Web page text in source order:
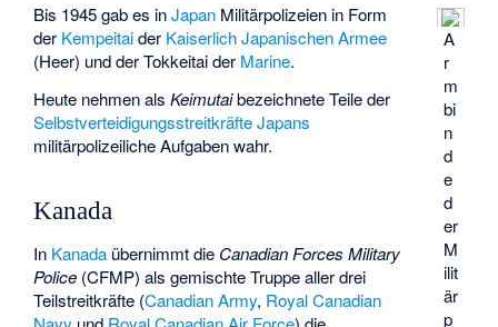
A
r
m
bi
n
d
e
d
er
M
ilit
är
p
Bis 1945 gab es inJapan Militärpolizeien in Form
der Kempeitaider Kaiserlich Japanischen Armee
(Heer) und derTokkeitaider Marine.
Heute nehmen alsKeimutaibezeichnete Teile der
Selbstverteidigungsstreitkräfte Japans
militärpolizeiliche Aufgaben wahr.
Kanada
In Kanada übernimmt die Canadian Forces Military
Police (CFMP) als gemischte Truppe aller drei
Teilstreitkräfte (Canadian Army, Royal Canadian